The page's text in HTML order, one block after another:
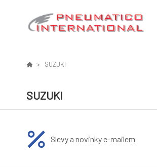
SUZUKI
SUZUKI
Slevy a novinky e-mailem